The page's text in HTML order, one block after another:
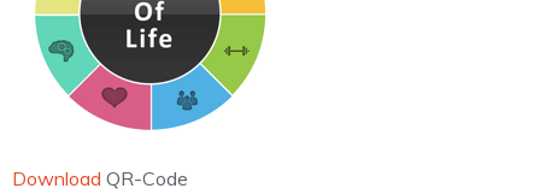
Download QR-Code